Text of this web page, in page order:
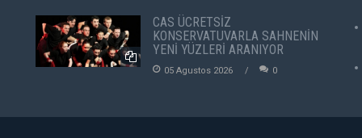
CAS ÜCRETSİZ
KONSERVATUVARLA SAHNENİN
YENİ YÜZLERİ ARANIYOR
05 Agustos 2026 0